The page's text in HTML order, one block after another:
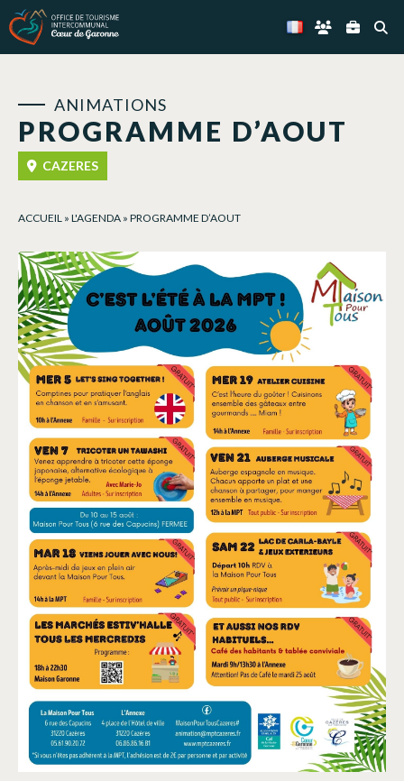
PROGRAMME D’AOUT
ANIMATIONS
CAZERES
ACCUEIL » L'AGENDA » PROGRAMME D’AOUT
Panneau de gestion des cookies